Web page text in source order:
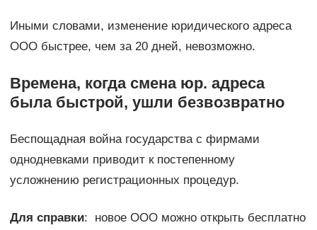
Иными словами, изменение юридического адреса
ООО быстрее, чем за 20 дней, невозможно.
Времена, когда смена юр. адреса
была быстрой, ушли безвозвратно
Беспощадная война государства с фирмами
однодневками приводит к постепенному
усложнению регистрационных процедур.
Для справки: новое ООО можно открыть бесплатно